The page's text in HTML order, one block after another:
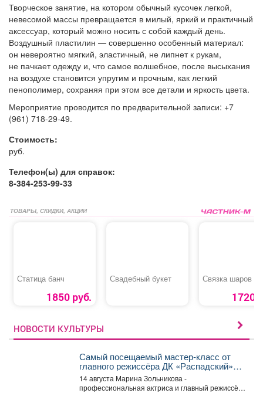
Творческое занятие, на котором обычный кусочек легкой,
невесомой массы превращается в милый, яркий и практичный
аксессуар, который можно носить с собой каждый день.
Воздушный пластилин — совершенно особенный материал:
он невероятно мягкий, эластичный, не липнет к рукам,
не пачкает одежду и, что самое волшебное, после высыхания
на воздухе становится упругим и прочным, как легкий
пенополимер, сохраняя при этом все детали и яркость цвета.
Мероприятие проводится по предварительной записи: +7
(961) 718-29-49.
Стоимость:
руб.
Телефон(ы) для справок:
8-384-253-99-33
ТОВАРЫ, СКИДКИ, АКЦИИ
Статица банч
1850 руб.
Свадебный букет Связка шаров
1720
НОВОСТИ КУЛЬТУРЫ
Самый посещаемый мастер‑класс от
главного режиссёра ДК «Распадский»
возвращается
14 августа Марина Зольникова -
профессиональная актриса и главный режиссёр